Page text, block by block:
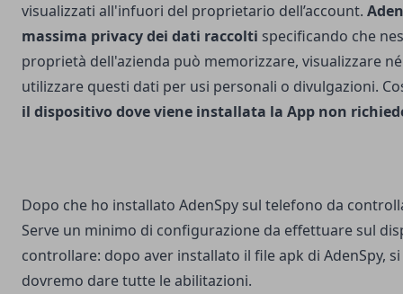
visualizzati all'infuori del proprietario dell’account.
massima privacy dei dati raccolti specificando che
proprietà dell'azienda può memorizzare, visualizzare
utilizzare questi dati per usi personali o divulgazioni.
il dispositivo dove viene installata la App non
Dopo che ho installato AdenSpy sul telefono da
Serve un minimo di configurazione da effettuare sul
controllare: dopo aver installato il file apk di AdenSpy,
dovremo dare tutte le abilitazioni.